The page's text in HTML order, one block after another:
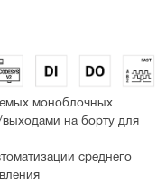
моноблочных
на борту для
среднего